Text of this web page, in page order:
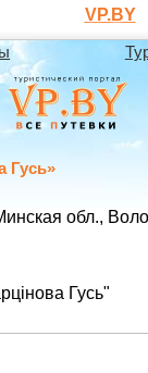
VP.BY
Гусь»
обл.,
Гусь"